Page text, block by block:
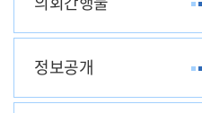
정보공개